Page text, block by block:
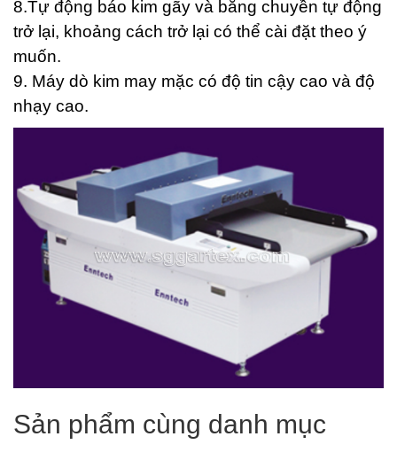
8.Tự động báo kim gãy và băng chuyền tự động
trở lại, khoảng cách trở lại có thể cài đặt theo ý
muốn.
9. Máy dò kim may mặc có độ tin cậy cao và độ
nhạy cao.
Sản phẩm cùng danh mục